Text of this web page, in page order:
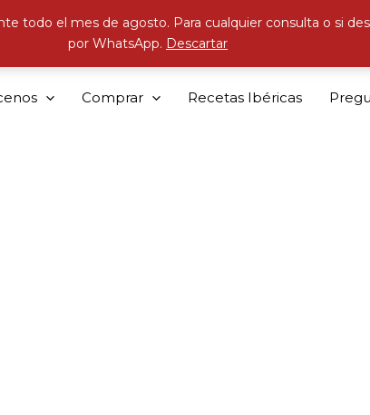
todo el mes de agosto. Para cualquier consulta o si
por WhatsApp. Descartar
Comprar Recetas Ibéricas